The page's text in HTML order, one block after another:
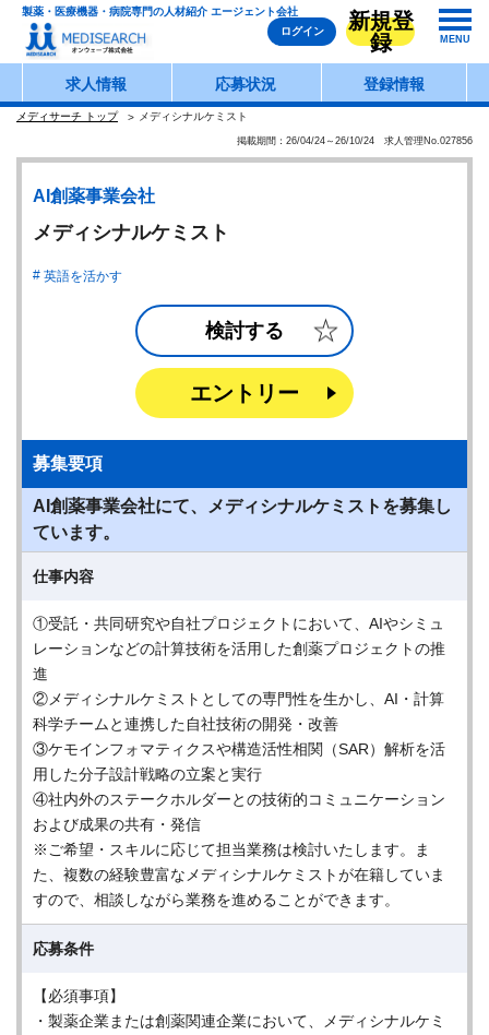
製薬・医療機器・病院専門の人材紹介 エージェント会社
ログイン
新規登
録
MENU
求人情報 応募状況 登録情報
メディサーチ トップ メディシナルケミスト
掲載期間：26/04/24～26/10/24 求人管理No.027856
AI創薬事業会社
メディシナルケミスト
英語を活かす
検討する
エントリー
募集要項
AI創薬事業会社にて、メディシナルケミストを募集し
ています。
仕事内容
①受託・共同研究や自社プロジェクトにおいて、AIやシミュ
レーションなどの計算技術を活用した創薬プロジェクトの推
進
②メディシナルケミストとしての専門性を生かし、AI・計算
科学チームと連携した自社技術の開発・改善
③ケモインフォマティクスや構造活性相関（SAR）解析を活
用した分子設計戦略の立案と実行
④社内外のステークホルダーとの技術的コミュニケーション
および成果の共有・発信
※ご希望・スキルに応じて担当業務は検討いたします。ま
た、複数の経験豊富なメディシナルケミストが在籍していま
すので、相談しながら業務を進めることができます。
応募条件
【必須事項】
・製薬企業または創薬関連企業において、メディシナルケミ